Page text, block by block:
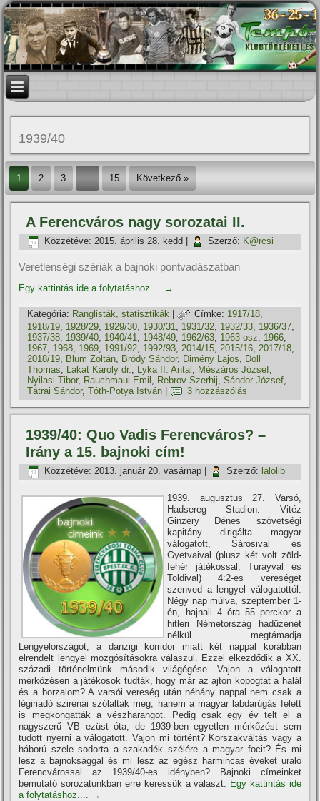
1939/40
1 2 3 … 15 Következő »
A Ferencváros nagy sorozatai II.
Közzétéve: 2015. április 28. kedd Szerző: K@rcsi
Veretlenségi szériák a bajnoki pontvadászatban
Egy kattintás ide a folytatáshoz.... →
Kategória: Ranglisták, statisztikák | Címke: 1917/18,
1918/19, 1928/29, 1929/30, 1930/31, 1931/32, 1932/33, 1936/37,
1937/38, 1939/40, 1940/41, 1948/49, 1962/63, 1963-osz, 1966,
1967, 1968, 1969, 1991/92, 1992/93,2014/15,2015/16,2017/18,
2018/19, Blum Zoltán, Bródy Sándor, Dimény Lajos, Doll
Thomas, Lakat Károly dr., Lyka II. Antal , Mészáros József,
Nyilasi Tibor, Rauchmaul Emil , Rebrov Szerhij,Sándor József,
Tátrai Sándor,Tóth-Potya István 3 hozzászólás
1939/40: Quo Vadis Ferencváros? –
Irány a 15. bajnoki cí­m!
Közzétéve: 2013. január 20. vasárnap Szerző: lalolib
1939. augusztus 27. Varsó,
Hadsereg Stadion. Vitéz
Ginzery Dénes szövetségi
kapitány dirigálta magyar
válogatott, Sárosival és
Gyetvaival (plusz két volt zöld-
fehér játékossal, Turayval és
Toldival) 4:2-es vereséget
szenved a lengyel válogatottól.
Négy nap múlva, szeptember 1-
én, hajnali 4 óra 55 perckor a
hitleri Németország hadüzenet
nélkül megtámadja
Lengyelországot, a danzigi korridor miatt két nappal korábban
elrendelt lengyel mozgósí­tásokra válaszul. Ezzel elkezdődik a XX.
századi történelmünk második világégése. Vajon a válogatott
mérkőzésen a játékosok tudták, hogy már az ajtón kopogtat a halál
és a borzalom? A varsói vereség után néhány nappal nem csak a
légiriadó szirénái szólaltak meg, hanem a magyar labdarúgás felett
is megkongatták a vészharangot. Pedig csak egy év telt el a
nagyszerű VB ezüst óta, de 1939-ben egyetlen mérkőzést sem
tudott nyerni a válogatott. Vajon mi történt? Korszakváltás vagy a
háború szele sodorta a szakadék szélére a magyar focit? És mi
lesz a bajnoksággal és mi lesz az egész harmincas éveket uraló
Ferencvárossal az 1939/40-es idényben? Bajnoki cí­meinket
bemutató sorozatunkban erre keressük a választ. Egy kattintás ide
a folytatáshoz.... →